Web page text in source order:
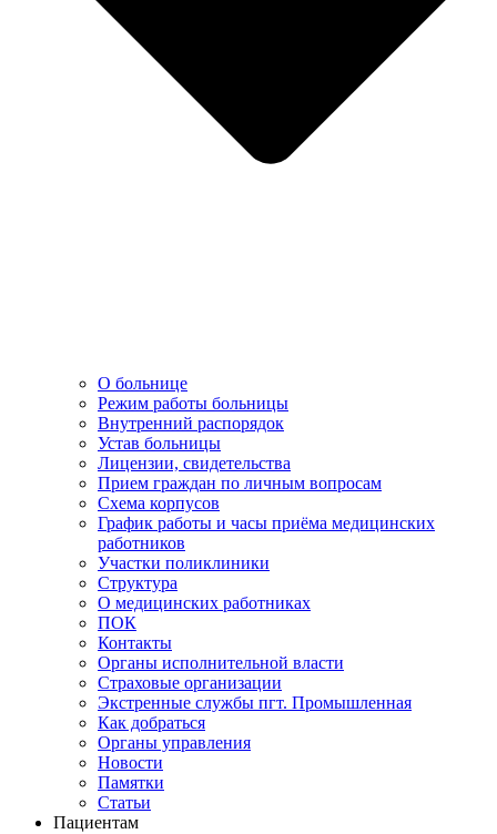
О больнице
Режим работы больницы
Внутренний распорядок
Устав больницы
Лицензии, свидетельства
Прием граждан по личным вопросам
Схема корпусов
График работы и часы приёма медицинских
работников
Участки поликлиники
Структура
О медицинских работниках
ПОК
Контакты
Органы исполнительной власти
Страховые организации
Экстренные службы пгт. Промышленная
Как добраться
Органы управления
Новости
Памятки
Статьи
Пациентам